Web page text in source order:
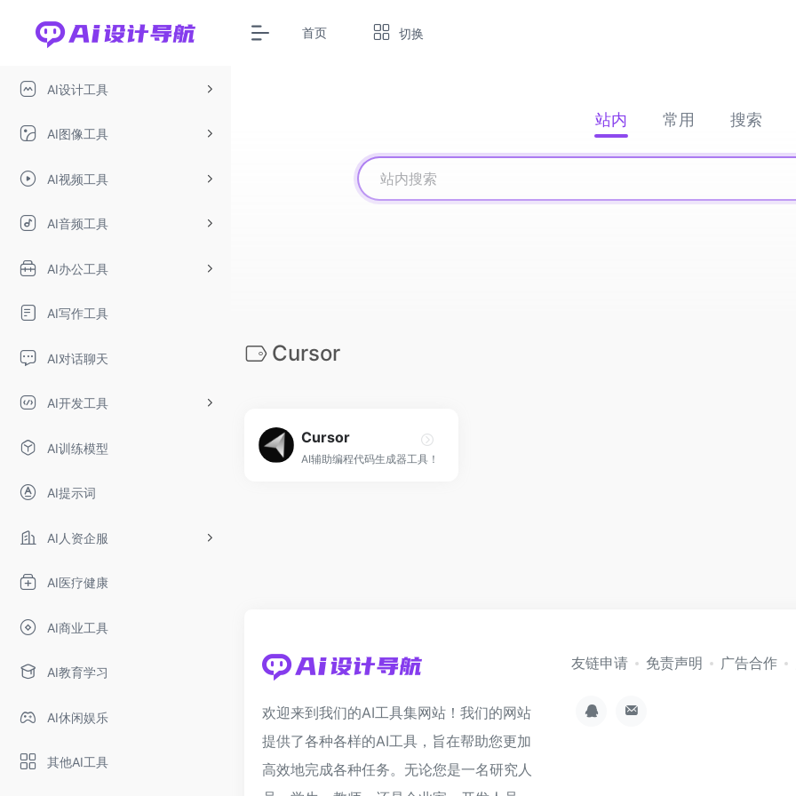
AI设计工具
AI图像工具
AI视频工具
AI音频工具
AI办公工具
AI写作工具
AI对话聊天
AI开发工具
AI训练模型
AI提示词
AI人资企服
AI医疗健康
AI商业工具
AI教育学习
AI休闲娱乐
其他AI工具
首页 切换
站内 常用 搜索
Cursor
Cursor
AI辅助编程代码生成器工具！
欢迎来到我们的AI工具集网站！我们的网站
提供了各种各样的AI工具，旨在帮助您更加
高效地完成各种任务。无论您是一名研究人
友链申请 免责声明 广告合作